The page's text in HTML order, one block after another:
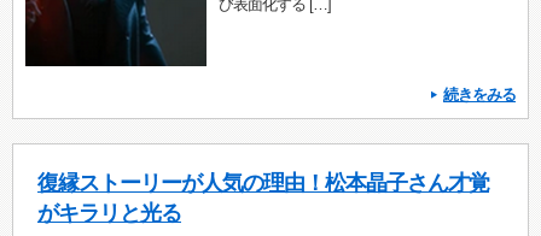
び表面化する […]
続きをみる
復縁ストーリーが人気の理由！松本晶子さん才覚
がキラリと光る